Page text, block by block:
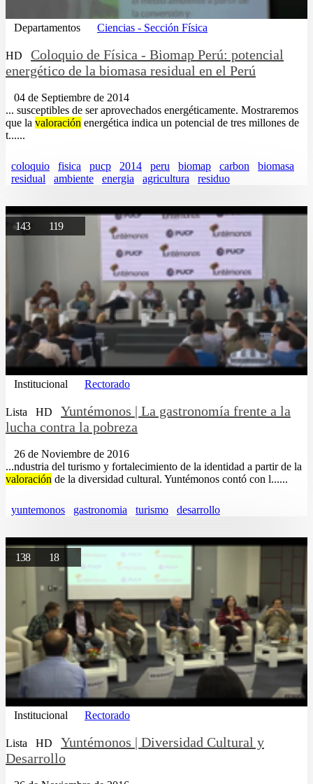
Departamentos Ciencias - Sección Física
HD
Coloquio de Física - Biomap Perú: potencial
energético de la biomasa residual en el Perú
04 de Septiembre de 2014
... susceptibles de ser aprovechados energéticamente. Mostraremos
que la valoración energética indica un potencial de tres millones de
t......
coloquio fisica pucp 2014 peru biomap carbon
biomasa
residual
ambiente energia agricultura residuo
143 119
Institucional Rectorado
Lista HD
Yuntémonos | La gastronomía frente a la
lucha contra la pobreza
26 de Noviembre de 2016
...ndustria del turismo y fortalecimiento de la identidad a partir de la
valoración de la diversidad cultural. Yuntémonos contó con l......
yuntemonos gastronomia turismo desarrollo
138 18
Institucional Rectorado
Lista HD
Yuntémonos | Diversidad Cultural y
Desarrollo